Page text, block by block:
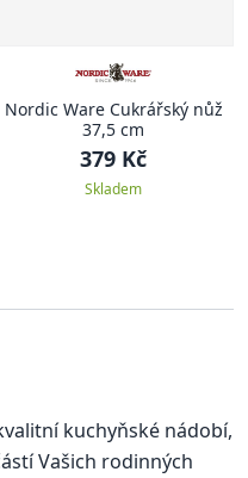
Nordic Ware Cukrářský nůž
37,5 cm
379 Kč
Skladem
kuchyňské nádobí,
Vašich rodinných